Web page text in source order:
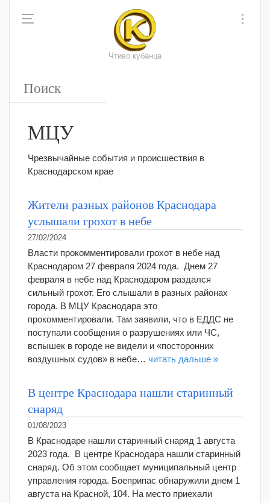
Чтиво кубанца
МЦУ
Чрезвычайные события и происшествия в
Краснодарском крае
Жители разных районов Краснодара
услышали грохот в небе
27/02/2024
Власти прокомментировали грохот в небе над
Краснодаром 27 февраля 2024 года. Днем 27
февраля в небе над Краснодаром раздался
сильный грохот. Его слышали в разных районах
города. В МЦУ Краснодара это
прокомментировали. Там заявили, что в ЕДДС не
поступали сообщения о разрушениях или ЧС,
вспышек в городе не видели и «посторонних
воздушных судов» в небе… читать дальше »
В центре Краснодара нашли старинный
снаряд
01/08/2023
В Краснодаре нашли старинный снаряд 1 августа
2023 года. В центре Краснодара нашли старинный
снаряд. Об этом сообщает муниципальный центр
управления города. Боеприпас обнаружили днем 1
августа на Красной, 104. На место приехали